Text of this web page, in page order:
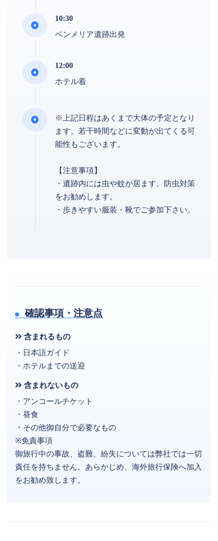
10:30
ベンメリア遺跡出発
12:00
ホテル着
※上記日程はあくまで大体の予定となり
ます。若干時間などに変動が出てくる可
能性もございます。
【注意事項】
・遺跡内には虫や蚊が居ます。防虫対策
をお勧めします。
・歩きやすい服装・靴でご参加下さい。
確認事項・注意点
含まれるもの
・日本語ガイド
・ホテルまでの送迎
含まれないもの
・アンコールチケット
・昼食
・その他御自分で必要なもの
※免責事項
御旅行中の事故、盗難、紛失については弊社では一切
責任を持ちません。あらかじめ、海外旅行保険へ加入
をお勧め致します。